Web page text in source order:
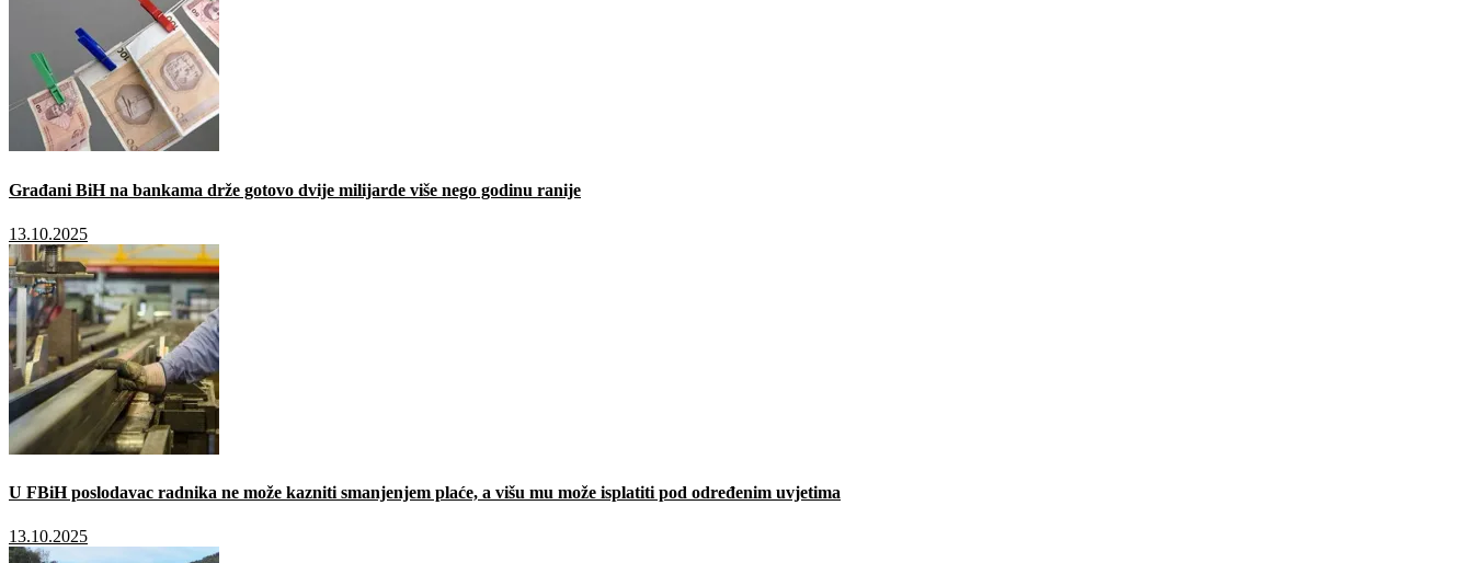
Građani BiH na bankama drže gotovo dvije milijarde više nego godinu ranije
13.10.2025
U FBiH poslodavac radnika ne može kazniti smanjenjem plaće, a višu mu može isplatiti pod određenim uvjetima
13.10.2025